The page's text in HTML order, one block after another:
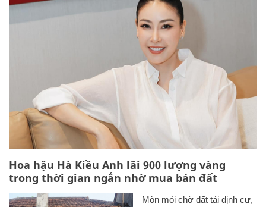
Hoa hậu Hà Kiều Anh lãi 900 lượng vàng
trong thời gian ngắn nhờ mua bán đất
Mòn mỏi chờ đất tái định cư,